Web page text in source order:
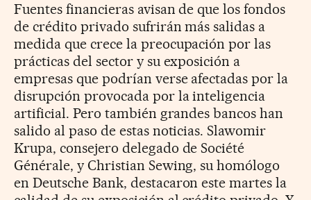
Fuentes financieras avisan de que los fondos
de crédito privado sufrirán más salidas a
medida que crece la preocupación por las
prácticas del sector y su exposición a
empresas que podrían verse afectadas por la
disrupción provocada por la inteligencia
artificial. Pero también grandes bancos han
salido al paso de estas noticias. Slawomir
Krupa, consejero delegado de Société
Générale, y Christian Sewing, su homólogo
en Deutsche Bank, destacaron este martes la